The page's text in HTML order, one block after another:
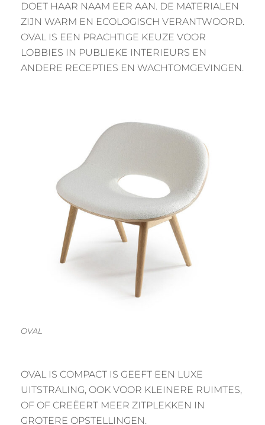
DOET HAAR NAAM EER AAN. DE MATERIALEN
ZIJN WARM EN ECOLOGISCH VERANTWOORD.
OVAL IS EEN PRACHTIGE KEUZE VOOR
LOBBIES IN PUBLIEKE INTERIEURS EN
ANDERE RECEPTIES EN WACHTOMGEVINGEN.
OVAL
OVAL IS COMPACT IS GEEFT EEN LUXE
UITSTRALING, OOK VOOR KLEINERE RUIMTES,
OF OF CREËERT MEER ZITPLEKKEN IN
GROTERE OPSTELLINGEN.